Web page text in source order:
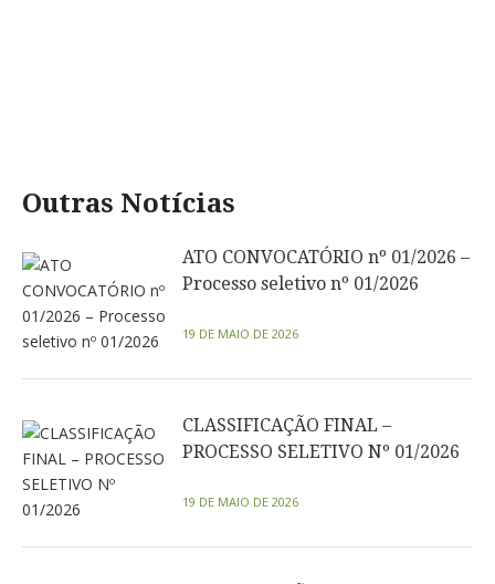
Outras Notícias
ATO CONVOCATÓRIO nº 01/2026 –
Processo seletivo nº 01/2026
19 DE MAIO DE 2026
CLASSIFICAÇÃO FINAL –
PROCESSO SELETIVO Nº 01/2026
19 DE MAIO DE 2026